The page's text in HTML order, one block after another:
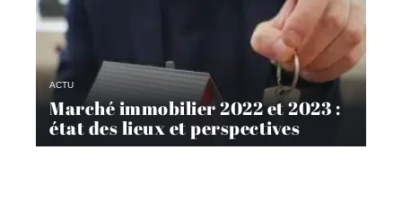
ACTU
Marché immobilier 2022 et 2023 :
état des lieux et perspectives